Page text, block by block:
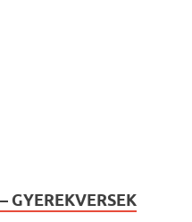
GYEREKVERSEK